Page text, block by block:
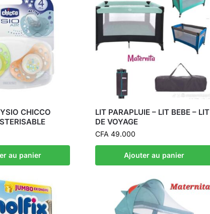
CHICCO
au panier
LIT PARAPLUIE – LIT BEBE – LIT
DE VOYAGE
CFA 49.000
Ajouter au panier